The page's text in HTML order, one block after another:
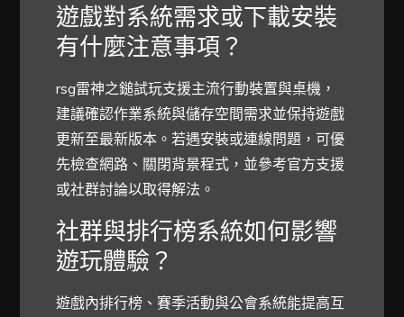
遊戲對系統需求或下載安裝
有什麼注意事項？
rsg雷神之鎚試玩支援主流行動裝置與桌機，
建議確認作業系統與儲存空間需求並保持遊戲
更新至最新版本。若遇安裝或連線問題，可優
先檢查網路、關閉背景程式，並參考官方支援
或社群討論以取得解法。
社群與排行榜系統如何影響
遊玩體驗？
遊戲內排行榜、賽季活動與公會系統能提高互